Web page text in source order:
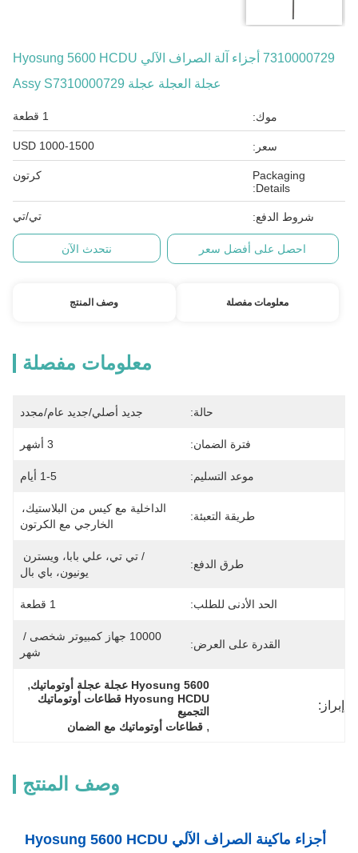
7310000729 أجزاء آلة الصراف الآلي Hyosung 5600 HCDU
عجلة العجلة عجلة Assy S7310000729
موك: 1 قطعة
سعر: USD 1000-1500
Packaging
Details:
كرتون
شروط الدفع: تي/تي
احصل على أفضل سعر نتحدث الآن
معلومات مفصلة وصف المنتج
معلومات مفصلة
حالة: جديد أصلي/جديد عام/مجدد
فترة الضمان: 3 أشهر
موعد التسليم: 1-5 أيام
طريقة التعبئة:
الخارجي مع الكرتون
طرق الدفع:
يونيون، باي بال
الحد الأدنى للطلب: 1 قطعة
القدرة على العرض:
شهر
إبراز:
Hyosung 5600 عجلة عجلة أوتوماتيك ,
التجميع
, قطاعات أوتوماتيك مع الضمان
وصف المنتج
أجزاء ماكينة الصراف الآلي Hyosung 5600 HCDU